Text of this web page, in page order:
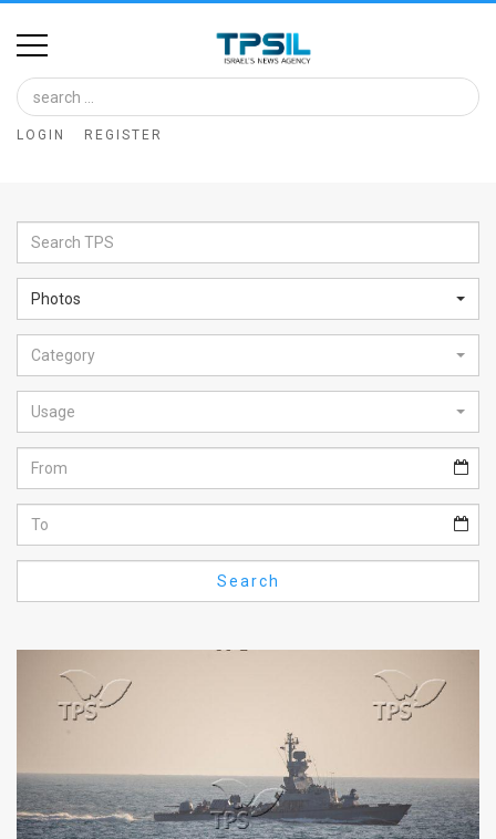
Home
Image
Bank
Glance
Articles
News
Feed
About
FAQ
Press
LOGIN REGISTER
Photos
Category
Usage
Search